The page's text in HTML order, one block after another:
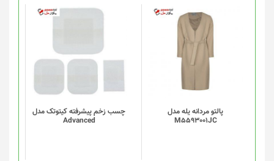
پالتو مردانه یله مدل
M5593001JC
چسب زخم پیشرفته کیتوتک مدل
Advanced